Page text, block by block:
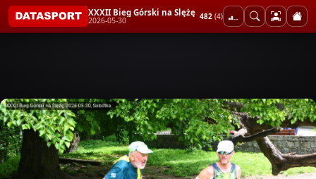
XXXII Bieg Górski na Ślężę
2026-05-30 482 (4)